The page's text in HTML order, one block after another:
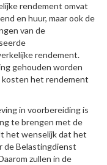
rendement omvat
en huur, maar ook de
van de
rendement.
gehouden worden
kosten het rendement
in voorbereiding is
te brengen met de
het wenselijk dat het
de Belastingdienst
zullen in de